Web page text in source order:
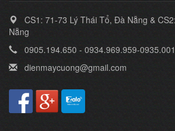
CS1: 71-73 Lý Thái Tổ, Đà Nẵng &
Nẵng
0905.194.650 - 0934.969.959-
dienmaycuong@gmail.com